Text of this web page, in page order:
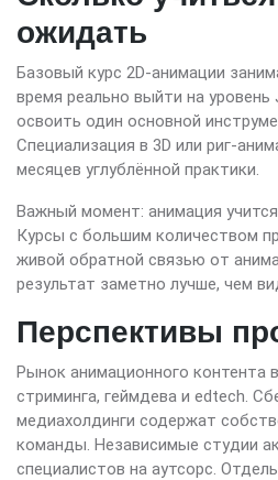
ожидать
Базовый курс 2D-анимации
время реально выйти на уровень
освоить один основной
Специализация в 3D или риг-
месяцев углублённой практики.
Важный момент: анимация
Курсы с большим количеством
живой обратной связью от
результат заметно лучше, чем
Перспективы
Рынок анимационного контента
стриминга, геймдева и edtech.
медиахолдинги содержат
команды. Независимые студии
специалистов на аутсорс.